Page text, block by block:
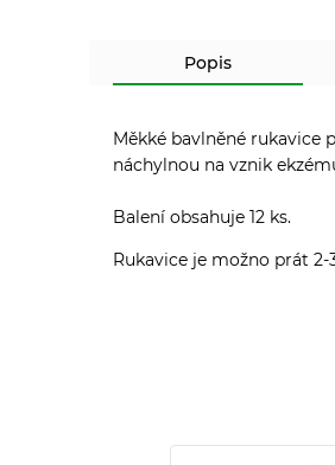
Popis
Měkké bavlněné
náchylnou na vznik
Balení obsahuje 12 ks.
Rukavice je možno prát 2-